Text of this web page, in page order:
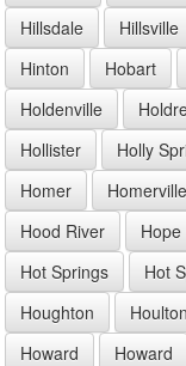
Hillsdale
Hillsville
Hinton
Hobart
Holdenville
Hollister
Holly
Homer
Homerville
Hood River
Hope
Hot Springs
Hot
Houghton
Houlton
Howard
Howard